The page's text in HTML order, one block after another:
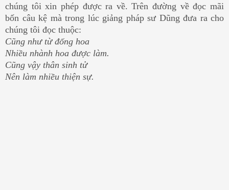
chúng tôi xin phép được ra về. Trên đường về đọc mãi
bốn câu kệ mà trong lúc giảng pháp sư Dũng đưa ra cho
chúng tôi đọc thuộc:
Cũng như từ đống hoa
Nhiều nhành hoa được làm.
Cũng vậy thân sinh tử
Nên làm nhiều thiện sự.